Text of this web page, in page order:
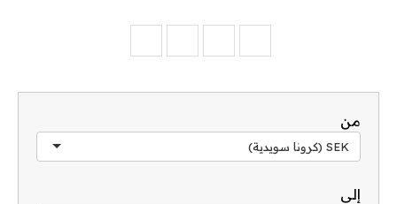
من
SEK (كرونا سويدية)
إلى